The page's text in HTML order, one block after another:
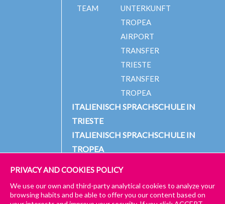
TEAM
UNTERKUNFT
TROPEA
AIRPORT
TRANSFER
TRIESTE
TRANSFER
TROPEA
ITALIENISCH SPRACHSCHULE IN
TRIESTE
ITALIENISCH SPRACHSCHULE IN
TROPEA
© 2024 PICCOLA UNIVERSITÀ ITALIANA IMPRESSUM
PRIVACY AND COOKIES POLICY
We use our own and third-party analytical cookies to analyze your
browsing habits and be able to offer you our content based on